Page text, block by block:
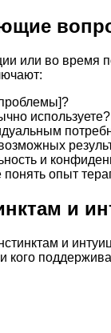
или во время
используете?
и
опыт
и
и